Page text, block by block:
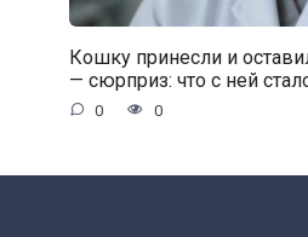
Кошку принесли и
— сюрприз: что с ней
0 0